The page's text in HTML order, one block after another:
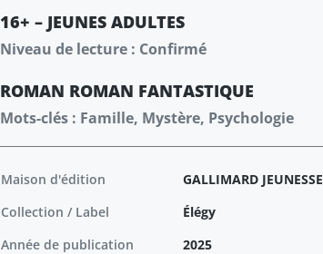
16+ – JEUNES ADULTES
Niveau de lecture : Confirmé
ROMAN ROMAN FANTASTIQUE
Mots-clés : Famille, Mystère, Psychologie
Maison d'édition
GALLIMARD JEUNESSE
Collection / Label
Élégy
Année de publication
2025